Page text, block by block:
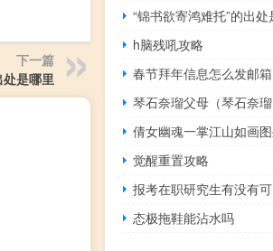
下一篇
处是哪里
“锦书欲寄鸿难托”的出处
h脑残吼攻略
春节拜年信息怎么发邮箱
琴石奈瑠父母（琴石奈瑠
觉醒重置攻略
态极拖鞋能沾水吗